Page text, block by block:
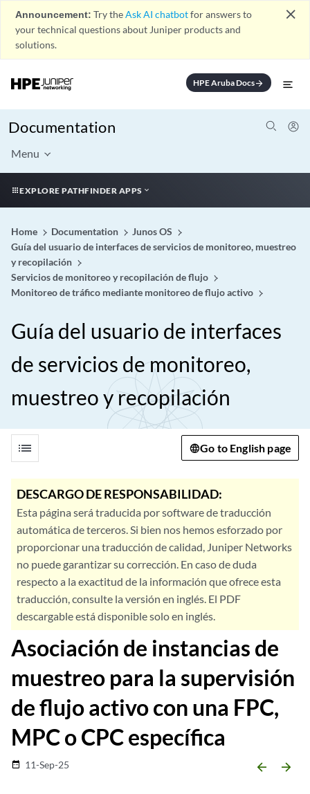
Announcement: Try theAsk AI chatbotfor answers to
your technical questions about Juniper products and
solutions.
close
HPE Aruba Docsarrow_forward
Documentation
Menu
EXPLORE PATHFINDER APPS
Home Documentation
Junos OS
Guía del usuario de interfaces de servicios de monitoreo, muestreo
y recopilación
Servicios de monitoreo y recopilación de flujo
Monitoreo de tráfico mediante monitoreo de flujo activo
Guía del usuario de interfaces
de servicios de monitoreo,
muestreo y recopilación
list Go to English page
DESCARGO DE RESPONSABILIDAD:
Esta página será traducida por software de traducción
automática de terceros. Si bien nos hemos esforzado por
proporcionar una traducción de calidad, Juniper Networks
no puede garantizar su corrección. En caso de duda
respecto a la exactitud de la información que ofrece esta
traducción, consulte la versión en inglés. El PDF
descargable está disponible solo en inglés.
Asociación de instancias de
muestreo para la supervisión
de flujo activo con una FPC,
MPC o CPC específica
date_range 11-Sep-25 arrow_backward arrow_forward